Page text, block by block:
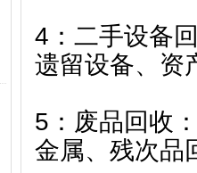
4：二手设备
遗留设备、资
5：废品回收
金属、残次品